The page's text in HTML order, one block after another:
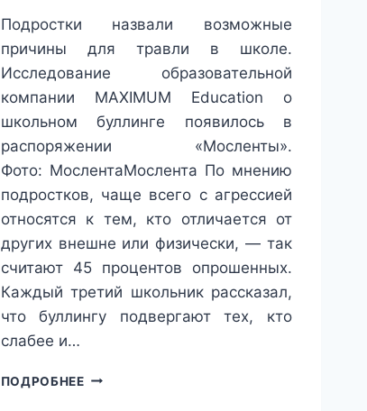
Подростки назвали возможные
причины для травли в школе.
Исследование образовательной
компании MAXIMUM Education о
школьном буллинге появилось в
распоряжении «Мосленты».
Фото: МослентаМослента По мнению
подростков, чаще всего с агрессией
относятся к тем, кто отличается от
других внешне или физически, — так
считают 45 процентов опрошенных.
Каждый третий школьник рассказал,
что буллингу подвергают тех, кто
слабее и…
ПОДРОБНЕЕЧАЩЕ